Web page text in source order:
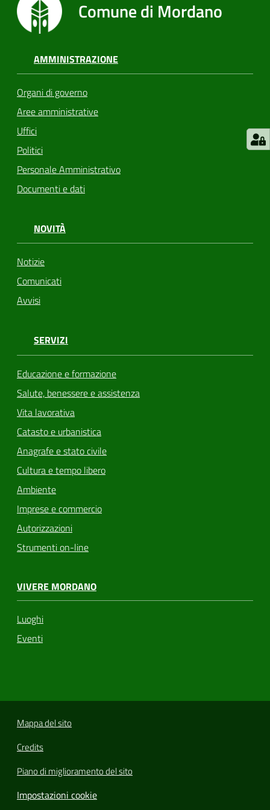
Comune di Mordano
AMMINISTRAZIONE
Organi di governo
Aree amministrative
Uffici
Politici
Personale Amministrativo
Documenti e dati
NOVITÀ
Notizie
Comunicati
Avvisi
SERVIZI
Educazione e formazione
Salute, benessere e assistenza
Vita lavorativa
Catasto e urbanistica
Anagrafe e stato civile
Cultura e tempo libero
Ambiente
Imprese e commercio
Autorizzazioni
Strumenti on-line
VIVERE MORDANO
Luoghi
Eventi
Mappa del sito
Credits
Piano di miglioramento del sito
Impostazioni cookie